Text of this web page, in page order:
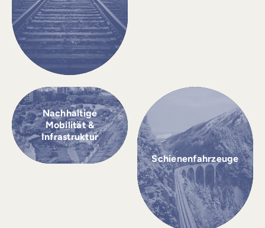
Nachhaltige
Mobilität &
Infrastruktur
Schienenfahrzeuge